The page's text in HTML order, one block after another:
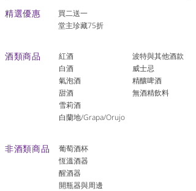
​精選優惠
買二送一
堂主珍藏75折
酒類商品
紅酒
白酒
氣泡酒
​甜酒
雪莉酒
白蘭地/Grapa/Orujo
波特與其他酒款
威士忌
精釀啤酒
​無酒精飲料
非酒類商品
葡萄酒杯
恆溫酒器
醒酒器
開瓶器與周邊